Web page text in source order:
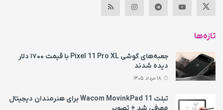
تازه‌ها
جعبه‌های گوشی Pixel 11 Pro XL با قیمت ۱۷۰۰ دلار
دیده شدند
تبلت Wacom MovinkPad 11 برای هنرمندان دیجیتال